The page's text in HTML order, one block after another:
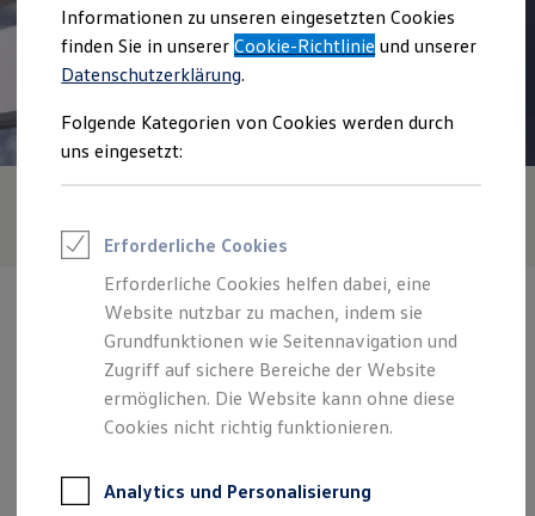
Bau & Handwerk
Gewerbliche Personenbeförderung
Service & mobile Werkstätten
Kurier, Logistik & Handel
Feuerwehr
Rettungsdienste
ONE Business ID Vorteile
Fahrzeugsuche & Marktplatz
Digitaler Marktplatz
Kauf & Finanzierung
Online-Fahrzeugbewertung
Aktionen & Angebote
E-Auto-Förderung
Für Privatkunden
Für Gewerbekunden
Profi Paket
TopDeal
Zertifizierte Gebrauchtwagen
Verantwortlich für die Inhalte auf dieser Seite ist die Autohaus
Impressum & Rechtliches
Zentrale
Informationen zu unseren eingesetzten Cookies
finden Sie in unsererCookie-Richtlinie und unserer
Datenschutzerklärung.
Folgende Kategorien von Cookies werden durch
uns eingesetzt:
Erforderliche Cookies
Erforderliche Cookies helfen dabei, eine
Website nutzbar zu machen, indem sie
Grundfunktionen wie Seitennavigation und
Zugriff auf sichere Bereiche der Website
ermöglichen. Die Website kann ohne diese
Cookies nicht richtig funktionieren.
Analytics und Personalisierung